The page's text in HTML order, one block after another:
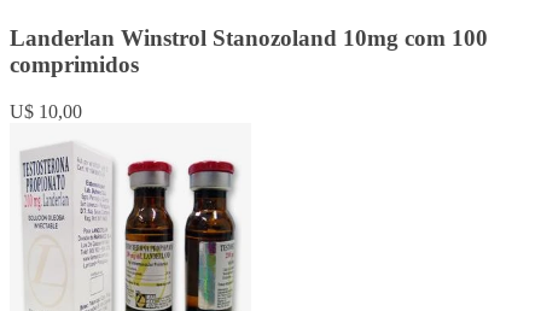
Landerlan Winstrol Stanozoland 10mg com 100
comprimidos
U$ 10,00